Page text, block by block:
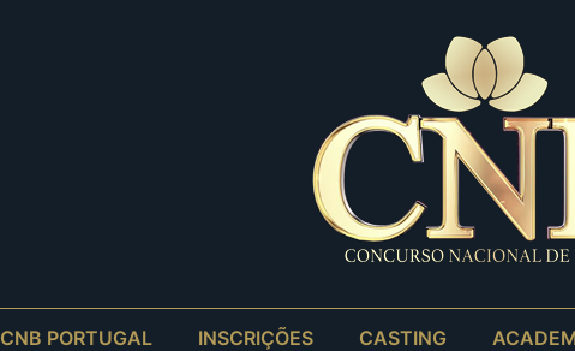
CNB PORTUGAL INSCRIÇÕES CASTING